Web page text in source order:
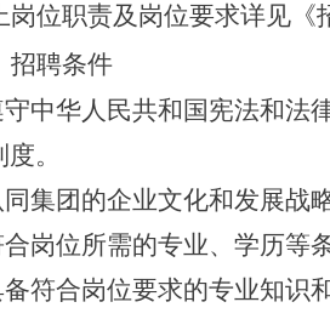
岗位职责及岗位要求详见《
招聘条件
守中华人民共和国宪法和法
。
同集团的企业文化和发展战
合岗位所需的专业、学历等
符合岗位要求的专业知识